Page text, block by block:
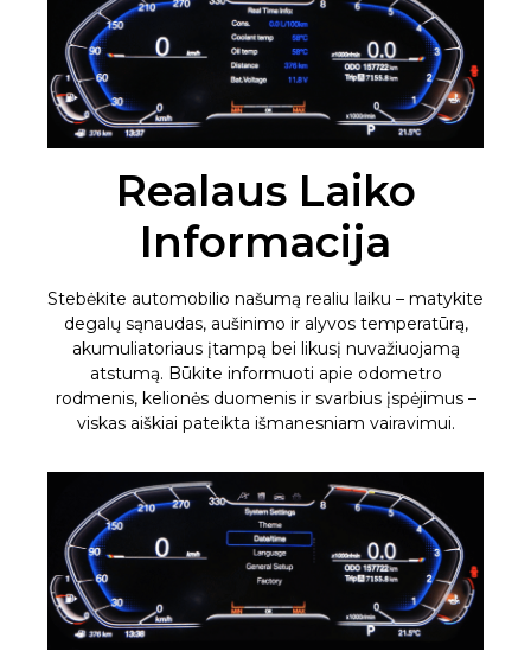
Realaus Laiko
Informacija
Stebėkite automobilio našumą realiu laiku – matykite
degalų sąnaudas, aušinimo ir alyvos temperatūrą,
akumuliatoriaus įtampą bei likusį nuvažiuojamą
atstumą. Būkite informuoti apie odometro
rodmenis, kelionės duomenis ir svarbius įspėjimus –
viskas aiškiai pateikta išmanesniam vairavimui.